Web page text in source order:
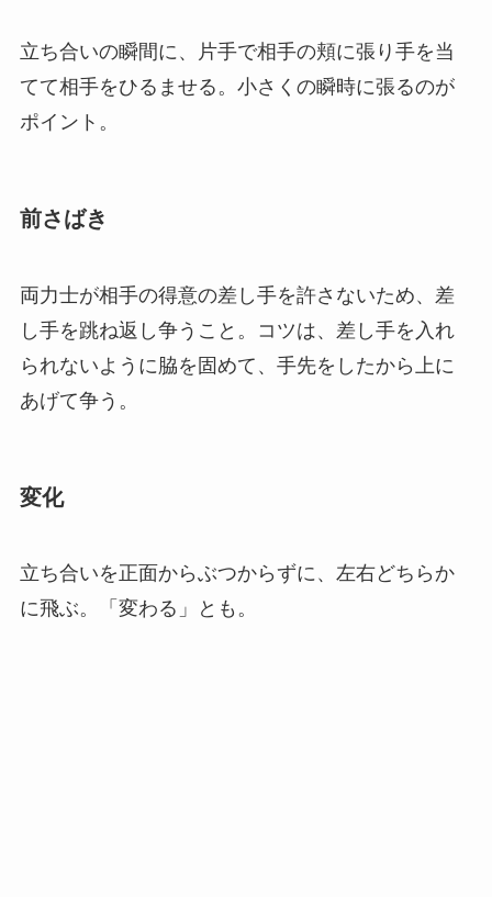
立ち合いの瞬間に、片手で相手の頬に張り手を当
てて相手をひるませる。小さくの瞬時に張るのが
ポイント。
前さばき
両力士が相手の得意の差し手を許さないため、差
し手を跳ね返し争うこと。コツは、差し手を入れ
られないように脇を固めて、手先をしたから上に
あげて争う。
変化
立ち合いを正面からぶつからずに、左右どちらか
に飛ぶ。「変わる」とも。